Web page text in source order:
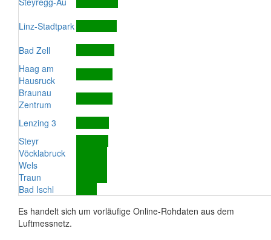
Linz-Stadtpark
Bad Zell
Haag am
Hausruck
Braunau
Zentrum
Lenzing 3
Steyr
Vöcklabruck
Wels
Traun
Bad Ischl
Es handelt sich um vorläufige Online-Rohdaten aus dem
Luftmessnetz.